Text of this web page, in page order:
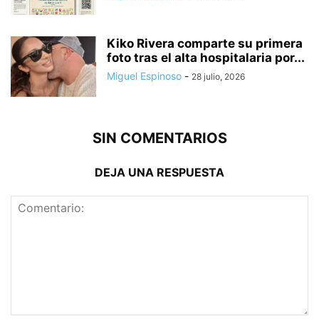
Kiko Rivera comparte su primera
foto tras el alta hospitalaria por...
Miguel Espinoso - 28 julio, 2026
SIN COMENTARIOS
DEJA UNA RESPUESTA